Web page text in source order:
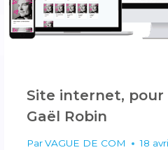
MODE,
À
LORIENT
Site internet, pour
Gaël Robin
Par VAGUE DE COM 18